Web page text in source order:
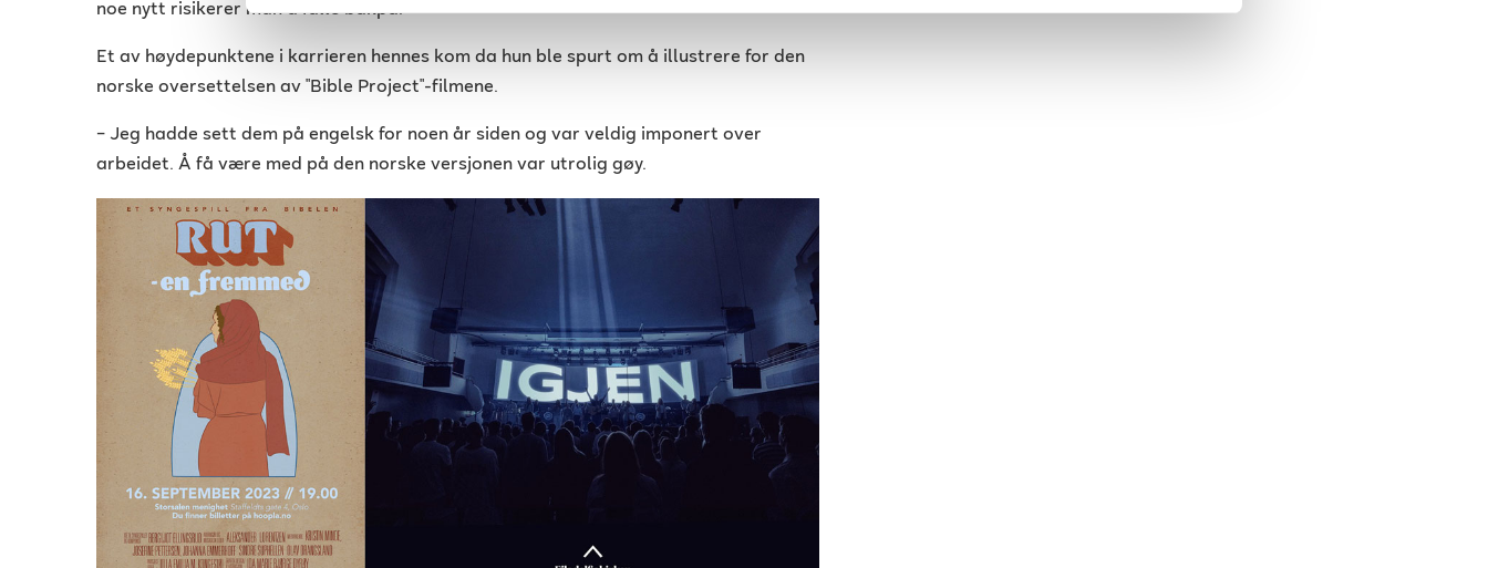
noe nytt risikerer man å falle bakpå.
Et av høydepunktene i karrieren hennes kom da hun ble spurt om å illustrere for den
norske oversettelsen av "Bible Project"-filmene.
– Jeg hadde sett dem på engelsk for noen år siden og var veldig imponert over
arbeidet. Å få være med på den norske versjonen var utrolig gøy.